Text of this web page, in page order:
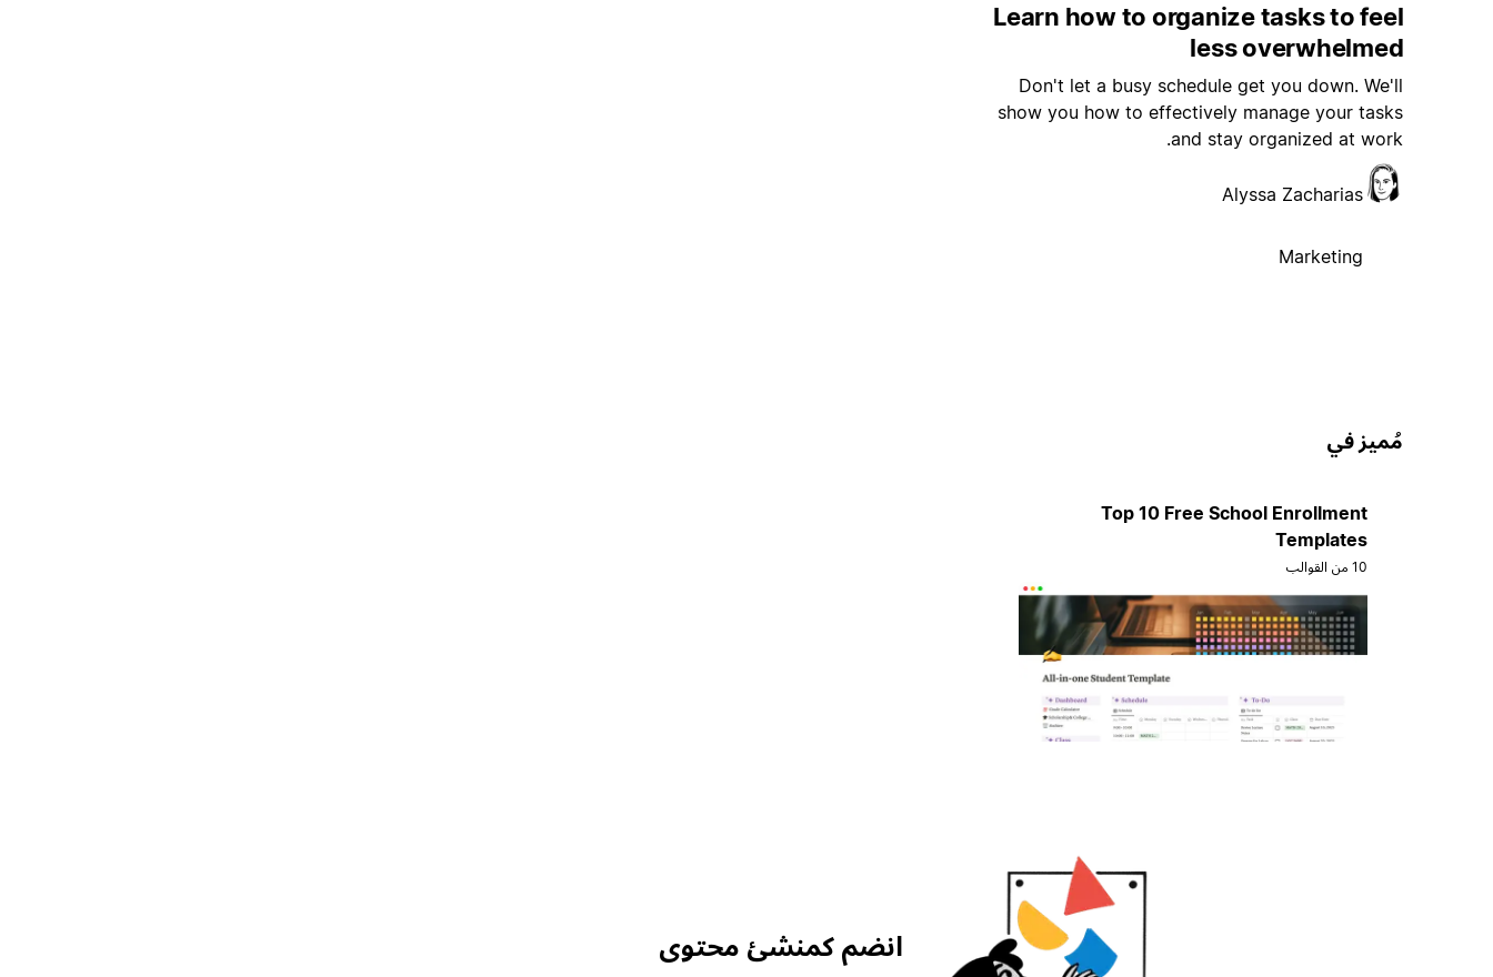
Learn how to organize tasks to feel
less overwhelmed
Don't let a busy schedule get you down. We'll
show you how to effectively manage your tasks
and stay organized at work.
Alyssa Zacharias
Marketing
مُميز في
Top 10 Free School Enrollment
Templates
10 من القوالب
انضم كمنشئ محتوى